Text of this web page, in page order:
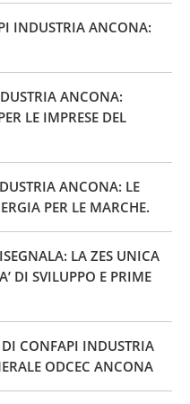
INDUSTRIA ANCONA:
ANCONA:
LE IMPRESE DEL
ANCONA: LE
PER LE MARCHE.
LA ZES UNICA
DI SVILUPPO E PRIME
DI CONFAPI INDUSTRIA
ODCEC ANCONA